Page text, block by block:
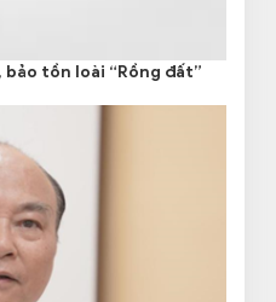
tồn loài “Rồng đất”